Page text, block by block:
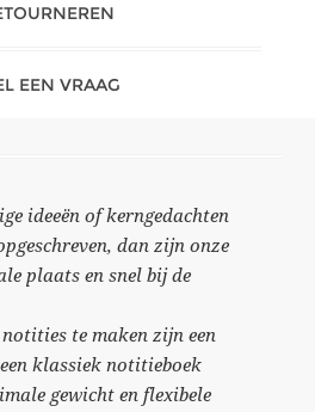
EEN VRAAG
ideeën of kerngedachten
dan zijn onze
plaats en snel bij de
notities te maken zijn een
klassiek notitieboek
gewicht en flexibele